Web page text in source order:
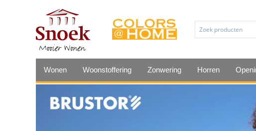
Wonen Woonstoffering Zonwering Horren